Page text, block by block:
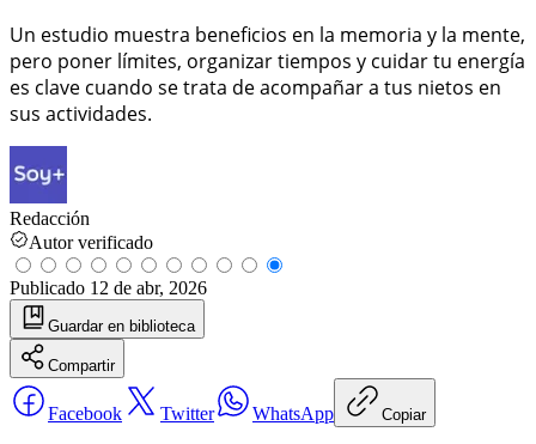
Un estudio muestra beneficios en la memoria y la mente,
pero poner límites, organizar tiempos y cuidar tu energía
es clave cuando se trata de acompañar a tus nietos en
sus actividades.
Redacción
Autor verificado
Publicado 12 de abr, 2026
Guardar en biblioteca
Compartir
Facebook Twitter WhatsApp Copiar